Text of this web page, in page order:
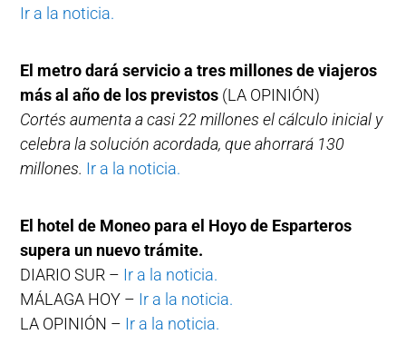
Ir a la noticia.
El metro dará servicio a tres millones de viajeros
más al año de los previstos (LA OPINIÓN)
Cortés aumenta a casi 22 millones el cálculo inicial y
celebra la solución acordada, que ahorrará 130
millones. Ir a la noticia.
El hotel de Moneo para el Hoyo de Esparteros
supera un nuevo trámite.
DIARIO SUR – Ir a la noticia.
MÁLAGA HOY – Ir a la noticia.
LA OPINIÓN – Ir a la noticia.